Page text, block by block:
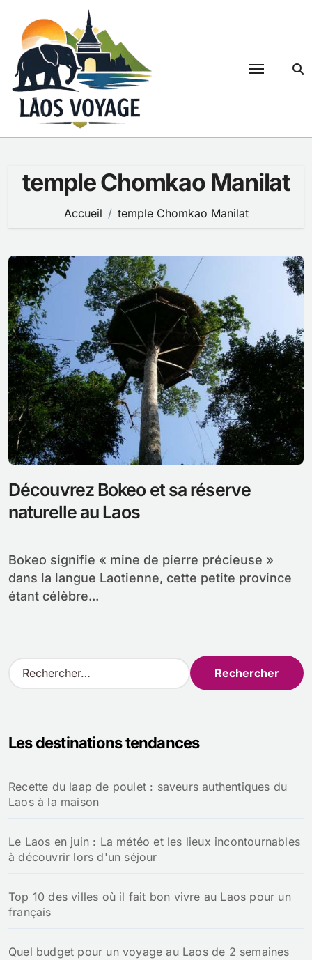
contenu
temple Chomkao Manilat
Accueil temple Chomkao Manilat
Découvrez Bokeo et sa réserve
naturelle au Laos
Bokeo signifie « mine de pierre précieuse »
dans la langue Laotienne, cette petite province
étant célèbre...
R
e
r
e
r
Les destinations tendances
Recette du laap de poulet : saveurs authentiques du
Laos à la maison
Le Laos en juin : La météo et les lieux incontournables
à découvrir lors d'un séjour
Top 10 des villes où il fait bon vivre au Laos pour un
français
Quel budget pour un voyage au Laos de 2 semaines